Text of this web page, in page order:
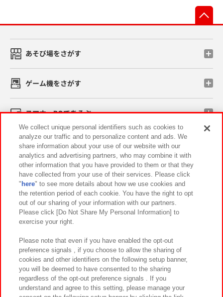
あそび場をさがす
ゲーム機をさがす
スマホ・PCであそぶ
イベント・キャンペーン
関連会社 サステナビリティ サイトポリシー
プライバシーポリシー ウェブアクセシビリティ方針と検証結果
お取引先さまとともに
カスタマーハラスメント対応方針 よくあるご質問・お問い合わせ
We collect unique personal identifiers such as cookies to
analyze our traffic and to personalize content and ads. We
share information about your use of our website with our
analytics and advertising partners, who may combine it with
other information that you have provided to them or that they
have collected from your use of their services. Please click
" here" to see more details about how we use cookies and
the retention period of each cookie. You have the right to opt
out of our sharing of your information with our partners.
Please click [Do Not Share My Personal Information] to
exercise your right.
Please note that even if you have enabled the opt-out
preference signals , if you choose to allow the sharing of
cookies and other identifiers on the following setup banner,
you will be deemed to have consented to the sharing
regardless of the opt-out preference signals . If you
understand and agree to this setting, please manage your